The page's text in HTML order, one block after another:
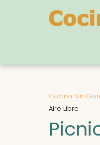
Cocina Sin
Aire Libre